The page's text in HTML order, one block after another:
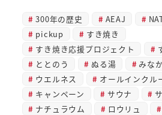
300年の歴史 AEAJ
pickup
すき焼き
すき焼き応援プロジェクト
ととのう
ぬる湯
みな
ウエルネス
オールインクル
キャンペーン
サウナ
ナチュラウム
ロウリュ